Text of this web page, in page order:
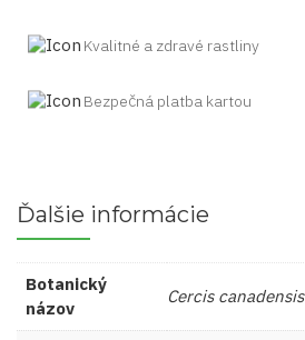
Kvalitné a zdravé rastliny
Bezpečná platba kartou
Ďalšie informácie
Botanický
názov
Cercis canadensis